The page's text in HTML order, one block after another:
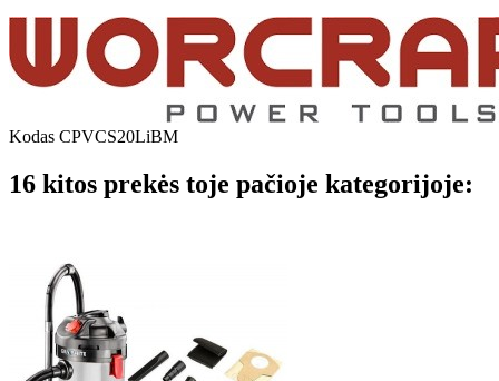
Kodas CPVCS20LiBM
16 kitos prekės toje pačioje kategorijoje: